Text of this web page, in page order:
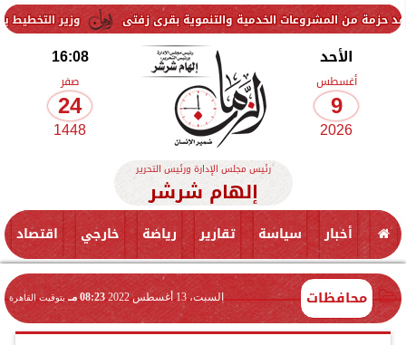
وزير التخطيط يتابع الخدمية والتنموية بقرى زفتى
الأحد
أغسطس
9
2026
16:08
صفر
24
1448
رئيس مجلس الإدارة ورئيس التحرير
إلهام شرشر
أخبار سياسة تقارير رياضة خارجي اقتصاد
محافظات السبت، 13 أغسطس 2022 08:23 مـ بتوقيت القاهرة